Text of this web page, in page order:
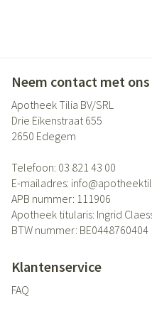
Neem contact met
Apotheek Tilia BV/SRL
Drie Eikenstraat 655
2650 Edegem
Telefoon: 03 821 43 00
E-mailadres: info@
APB nummer: 111906
Apotheek titularis: Ingrid
BTW nummer: BE0448760404
Klantenservice
FAQ